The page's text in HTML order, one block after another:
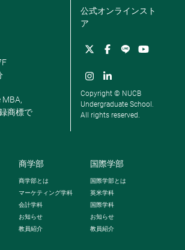
MBA,
商標で
公式オンラインスト
ア
Copyright © NUCB
Undergraduate School.
All rights reserved.
商学部
商学部とは
マーケティング学科
会計学科
お知らせ
教員紹介
国際学部
国際学部とは
英米学科
国際学科
お知らせ
教員紹介